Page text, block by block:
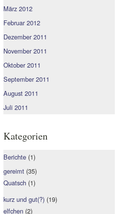
März 2012
Februar 2012
Dezember 2011
November 2011
Oktober 2011
September 2011
August 2011
Juli 2011
Kategorien
Berichte (1)
gereimt (35)
Quatsch (1)
kurz und gut(?) (19)
elfchen (2)